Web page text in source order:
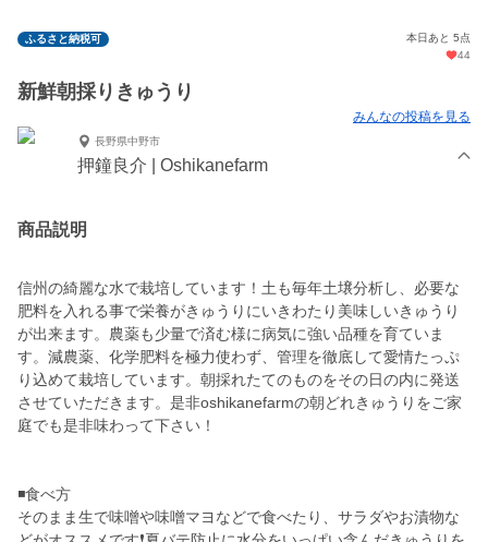
ふるさと納税可
本日あと 5点
44
新鮮朝採りきゅうり
みんなの投稿を見る
長野県中野市
押鐘良介 | Oshikanefarm
商品説明
信州の綺麗な水で栽培しています！土も毎年土壌分析し、必要な
肥料を入れる事で栄養がきゅうりにいきわたり美味しいきゅうり
が出来ます。農薬も少量で済む様に病気に強い品種を育ていま
す。減農薬、化学肥料を極力使わず、管理を徹底して愛情たっぷ
り込めて栽培しています。朝採れたてのものをその日の内に発送
させていただきます。是非oshikanefarmの朝どれきゅうりをご家
庭でも是非味わって下さい！
◾️食べ方
そのまま生で味噌や味噌マヨなどで食べたり、サラダやお漬物な